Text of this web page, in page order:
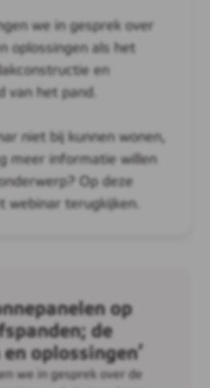
we in gesprek over
oplossingen als het
en
van het pand.
niet bij kunnen wonen,
meer informatie willen
Op deze
webinar terugkijken.
op
de
oplossingen’
we in gesprek over de